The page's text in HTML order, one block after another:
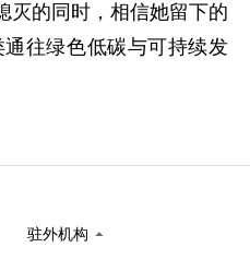
灭的同时，相信她留下的
往绿色低碳与可持续发
驻外机构